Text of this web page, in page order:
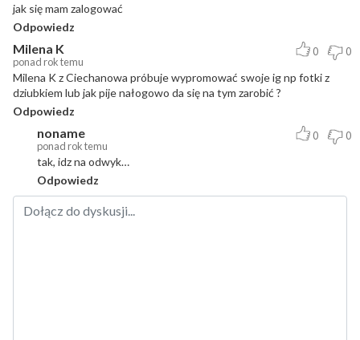
jak się mam zalogować
Odpowiedz
Milena K
ponad rok temu
0 0
Milena K z Ciechanowa próbuje wypromować swoje ig np fotki z
dziubkiem lub jak pije nałogowo da się na tym zarobić ?
Odpowiedz
noname
ponad rok temu
0 0
tak, idz na odwyk…
Odpowiedz